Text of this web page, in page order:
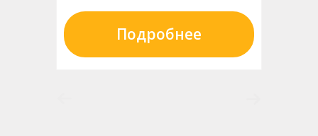
Подробнее